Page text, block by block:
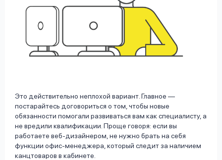
Это действительно неплохой вариант. Главное —
постарайтесь договориться о том, чтобы новые
обязанности помогали развиваться вам как специалисту, а
не вредили квалификации. Проще говоря: если вы
работаете веб-дизайнером, не нужно брать на себя
функции офис-менеджера, который следит за наличием
канцтоваров в кабинете.